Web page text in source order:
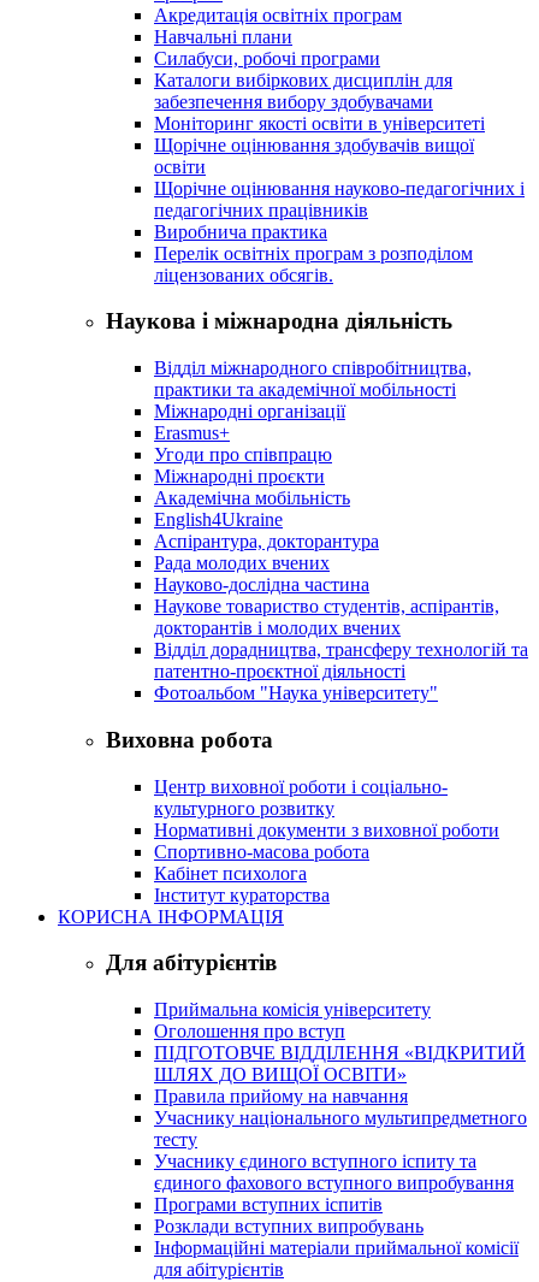
Акредитація освітніх програм
Навчальні плани
Силабуси, робочі програми
Каталоги вибіркових дисциплін для
забезпечення вибору здобувачами
Моніторинг якості освіти в університеті
Щорічне оцінювання здобувачів вищої
освіти
Щорічне оцінювання науково-педагогічних і
педагогічних працівників
Виробнича практика
Перелік освітніх програм з розподілoм
ліцензoваних oбсягів.
Наукова і міжнародна діяльність
Відділ міжнародного співробітництва,
практики та академічної мобільності
Міжнародні організації
Erasmus+
Угоди про співпрацю
Міжнародні проєкти
Академічна мобільність
English4Ukraine
Аспірантура, докторантура
Рада молодих вчених
Науково-дослідна частина
Наукове товариство студентів, аспірантів,
докторантів і молодих вчених
Відділ дорадництва, трансферу технологій та
патентно-проєктної діяльності
Фотоальбом "Наука університету"
Виховна робота
Центр виховної роботи і соціально-
культурного розвитку
Нормативні документи з виховної роботи
Спортивно-масова робота
Кабінет психолога
Інститут кураторства
КОРИСНА ІНФОРМАЦІЯ
Для абітурієнтів
Приймальна комісія університету
Оголошення про вступ
ПІДГОТОВЧЕ ВІДДІЛЕННЯ «ВІДКРИТИЙ
ШЛЯХ ДО ВИЩОЇ ОСВІТИ»
Правила прийому на навчання
Учаснику національного мультипредметного
тесту
Учаснику єдиного вступного іспиту та
єдиного фахового вступного випробування
Програми вступних іспитів
Розклади вступних випробувань
Інформаційні матеріали приймальної комісії
для абітурієнтів